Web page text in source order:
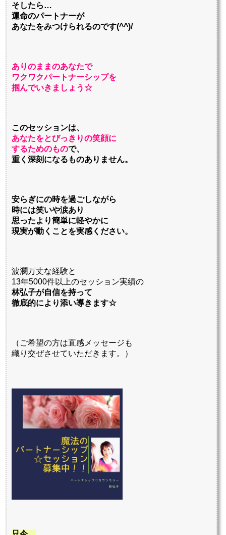
そしたら…
運命のパートナーが
あなたをみつけられるのです(^^)/
ありのままのあなたで
ワクワクパートナーシップを
掴んでいきましょう☆
このセッションは、
あなたをとびっきりの笑顔に
するためのもので、
重く深刻になるものありません。
安らぎにの時を過ごしながら
時には笑いや涙あり
思ったより簡単に軽やかに
現実が動くことを実感ください。
波瀾万丈な経験と
13年5000件以上のセッション実績の
林弘子が自信を持って
徹底的により添い導きます☆
（ご希望の方は直感メッセージも
織り交ぜさせていただきます。）